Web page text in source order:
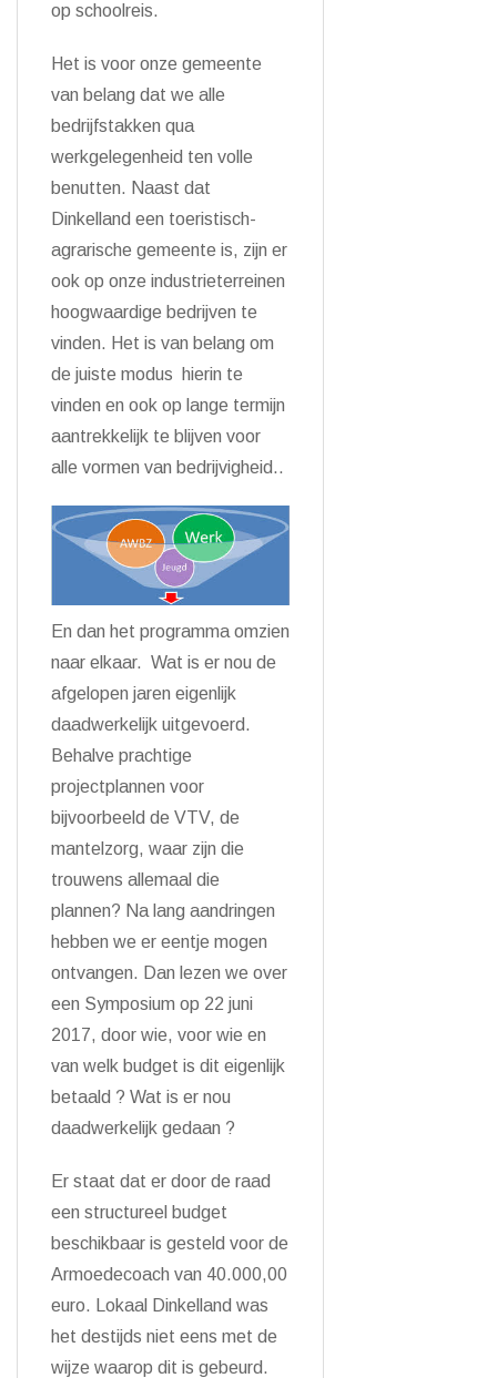
op schoolreis.
Het is voor onze gemeente
van belang dat we alle
bedrijfstakken qua
werkgelegenheid ten volle
benutten. Naast dat
Dinkelland een toeristisch-
agrarische gemeente is, zijn er
ook op onze industrieterreinen
hoogwaardige bedrijven te
vinden. Het is van belang om
de juiste modus hierin te
vinden en ook op lange termijn
aantrekkelijk te blijven voor
alle vormen van bedrijvigheid..
En dan het programma omzien
naar elkaar. Wat is er nou de
afgelopen jaren eigenlijk
daadwerkelijk uitgevoerd.
Behalve prachtige
projectplannen voor
bijvoorbeeld de VTV, de
mantelzorg, waar zijn die
trouwens allemaal die
plannen? Na lang aandringen
hebben we er eentje mogen
ontvangen. Dan lezen we over
een Symposium op 22 juni
2017, door wie, voor wie en
van welk budget is dit eigenlijk
betaald ? Wat is er nou
daadwerkelijk gedaan ?
Er staat dat er door de raad
een structureel budget
beschikbaar is gesteld voor de
Armoedecoach van 40.000,00
euro. Lokaal Dinkelland was
het destijds niet eens met de
wijze waarop dit is gebeurd.